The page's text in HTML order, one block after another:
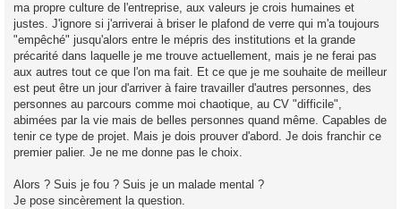
ma propre culture de l'entreprise, aux valeurs je crois humaines et
justes. J'ignore si j'arriverai à briser le plafond de verre qui m'a toujours
"empêché" jusqu'alors entre le mépris des institutions et la grande
précarité dans laquelle je me trouve actuellement, mais je ne ferai pas
aux autres tout ce que l'on ma fait. Et ce que je me souhaite de meilleur
est peut être un jour d'arriver à faire travailler d'autres personnes, des
personnes au parcours comme moi chaotique, au CV "difficile",
abimées par la vie mais de belles personnes quand même. Capables de
tenir ce type de projet. Mais je dois prouver d'abord. Je dois franchir ce
premier palier. Je ne me donne pas le choix.
Alors ? Suis je fou ? Suis je un malade mental ?
Je pose sincèrement la question.